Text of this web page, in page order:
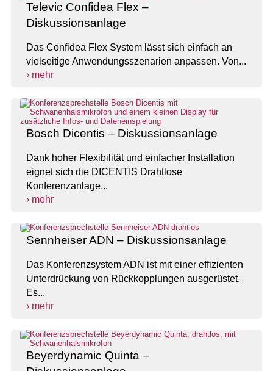
Televic Confidea Flex –
Diskussionsanlage
Das Confidea Flex System lässt sich einfach an
vielseitige Anwendungsszenarien anpassen. Von...
› mehr
Bosch Dicentis – Diskussionsanlage
Dank hoher Flexibilität und einfacher Installation
eignet sich die DICENTIS Drahtlose
Konferenzanlage...
› mehr
Sennheiser ADN – Diskussionsanlage
Das Konferenzsystem ADN ist mit einer effizienten
Unterdrückung von Rückkopplungen ausgerüstet.
Es...
› mehr
Beyerdynamic Quinta –